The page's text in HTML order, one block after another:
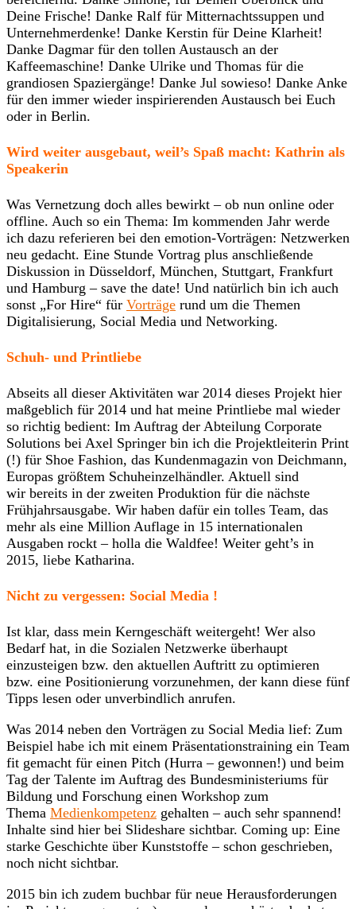
Deine Frische! Danke Ralf für Mitternachtssuppen und
Unternehmerdenke! Danke Kerstin für Deine Klarheit!
Danke Dagmar für den tollen Austausch an der
Kaffeemaschine! Danke Ulrike und Thomas für die
grandiosen Spaziergänge! Danke Jul sowieso! Danke Anke
für den immer wieder inspirierenden Austausch bei Euch
oder in Berlin.
Wird weiter ausgebaut, weil’s Spaß macht: Kathrin als
Speakerin
Was Vernetzung doch alles bewirkt – ob nun online oder
offline. Auch so ein Thema: Im kommenden Jahr werde
ich dazu referieren bei den emotion-Vorträgen: Netzwerken
neu gedacht. Eine Stunde Vortrag plus anschließende
Diskussion in Düsseldorf, München, Stuttgart, Frankfurt
und Hamburg – save the date! Und natürlich bin ich auch
sonst „For Hire“ für Vorträge rund um die Themen
Digitalisierung, Social Media und Networking.
Schuh- und Printliebe
Abseits all dieser Aktivitäten war 2014 dieses Projekt hier
maßgeblich für 2014 und hat meine Printliebe mal wieder
so richtig bedient: Im Auftrag der Abteilung Corporate
Solutions bei Axel Springer bin ich die Projektleiterin Print
(!) für Shoe Fashion, das Kundenmagazin von Deichmann,
Europas größtem Schuheinzelhändler. Aktuell sind
wir bereits in der zweiten Produktion für die nächste
Frühjahrsausgabe. Wir haben dafür ein tolles Team, das
mehr als eine Million Auflage in 15 internationalen
Ausgaben rockt – holla die Waldfee! Weiter geht’s in
2015, liebe Katharina.
Nicht zu vergessen: Social Media !
Ist klar, dass mein Kerngeschäft weitergeht! Wer also
Bedarf hat, in die Sozialen Netzwerke überhaupt
einzusteigen bzw. den aktuellen Auftritt zu optimieren
bzw. eine Positionierung vorzunehmen, der kann diese fünf
Tipps lesen oder unverbindlich anrufen.
Was 2014 neben den Vorträgen zu Social Media lief: Zum
Beispiel habe ich mit einem Präsentationstraining ein Team
fit gemacht für einen Pitch (Hurra – gewonnen!) und beim
Tag der Talente im Auftrag des Bundesministeriums für
Bildung und Forschung einen Workshop zum
Thema Medienkompetenz gehalten – auch sehr spannend!
Inhalte sind hier bei Slideshare sichtbar. Coming up: Eine
starke Geschichte über Kunststoffe – schon geschrieben,
noch nicht sichtbar.
2015 bin ich zudem buchbar für neue Herausforderungen